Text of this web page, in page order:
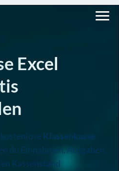
Excel
Klassenkasse
du Einnahmen, Ausgaben,
Kassenstand